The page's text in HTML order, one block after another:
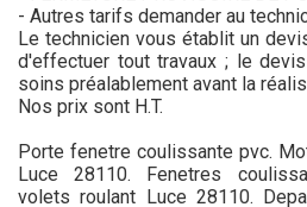
- Autres tarifs demander au
Le technicien vous établit un
d'effectuer tout travaux ; le
soins préalablement avant la
Nos prix sont H.T.
Porte fenetre coulissante pvc.
Luce 28110. Fenetres
volets roulant Luce 28110.